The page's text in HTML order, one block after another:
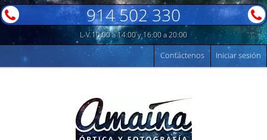
914 502 330
L-V 10:00 a 14:00 y 16:00 a 20:00
Iniciar sesión
Contáctenos